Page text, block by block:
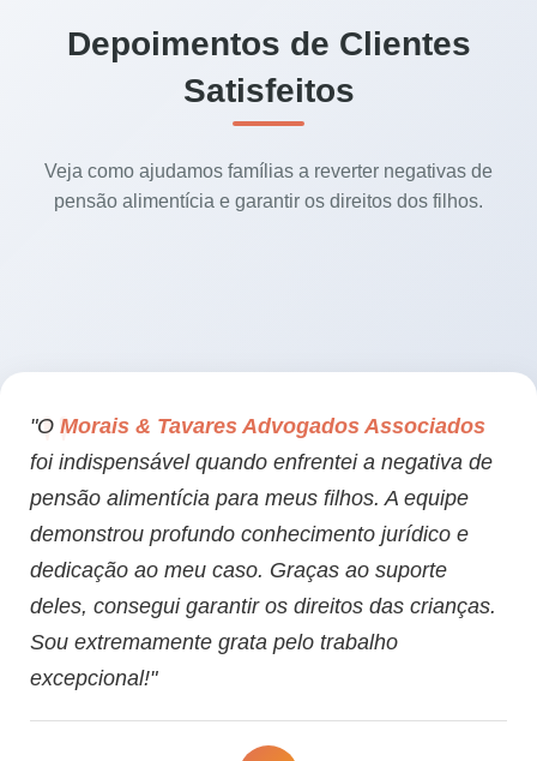
Depoimentos de Clientes
Satisfeitos
Veja como ajudamos famílias a reverter negativas de
pensão alimentícia e garantir os direitos dos filhos.
"O Morais & Tavares Advogados Associados
foi indispensável quando enfrentei a negativa de
pensão alimentícia para meus filhos. A equipe
demonstrou profundo conhecimento jurídico e
dedicação ao meu caso. Graças ao suporte
deles, consegui garantir os direitos das crianças.
Sou extremamente grata pelo trabalho
excepcional!"